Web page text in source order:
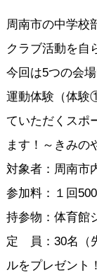
周南市の中学校
クラブ活動を自
今回は5つの会
運動体験（体験
ていただくスポ
ます！～きみの
対象者：周南市
参加料：１回
持参物：体育館
定 員：30名（
ルをプレゼント！